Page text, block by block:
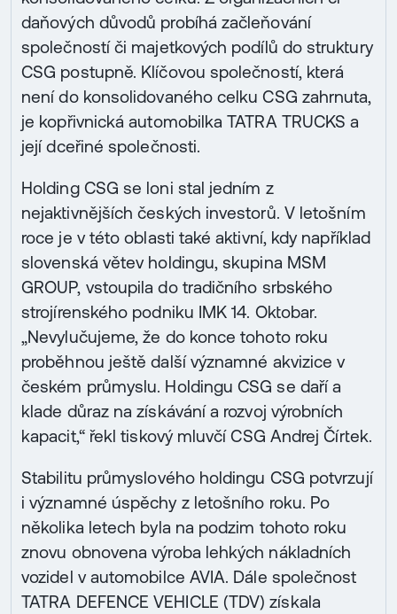
daňových důvodů probíhá začleňování
společností či majetkových podílů do struktury
CSG postupně. Klíčovou společností, která
není do konsolidovaného celku CSG zahrnuta,
je kopřivnická automobilka TATRA TRUCKS a
její dceřiné společnosti.
Holding CSG se loni stal jedním z
nejaktivnějších českých investorů. V letošním
roce je v této oblasti také aktivní, kdy například
slovenská větev holdingu, skupina MSM
GROUP, vstoupila do tradičního srbského
strojírenského podniku IMK 14. Oktobar.
„Nevylučujeme, že do konce tohoto roku
proběhnou ještě další významné akvizice v
českém průmyslu. Holdingu CSG se daří a
klade důraz na získávání a rozvoj výrobních
kapacit,“ řekl tiskový mluvčí CSG Andrej Čírtek.
Stabilitu průmyslového holdingu CSG potvrzují
i významné úspěchy z letošního roku. Po
několika letech byla na podzim tohoto roku
znovu obnovena výroba lehkých nákladních
vozidel v automobilce AVIA. Dále společnost
TATRA DEFENCE VEHICLE (TDV) získala